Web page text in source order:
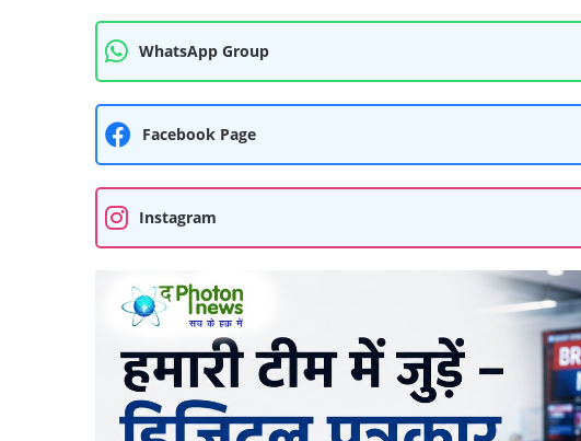
WhatsApp Group
Facebook Page
Instagram